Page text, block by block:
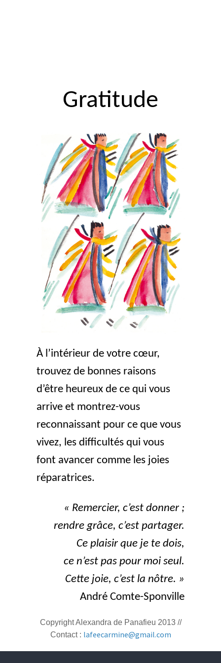
Gratitude
À l’intérieur de votre cœur,
trouvez de bonnes raisons
d’être heureux de ce qui vous
arrive et montrez-vous
reconnaissant pour ce que vous
vivez, les difficultés qui vous
font avancer comme les joies
réparatrices.
« Remercier, c’est donner ;
rendre grâce, c’est partager.
Ce plaisir que je te dois,
ce n’est pas pour moi seul.
Cette joie, c’est la nôtre. »
André Comte-Sponville
Copyright Alexandra de Panafieu 2013 //
Contact : lafeecarmine@gmail.com